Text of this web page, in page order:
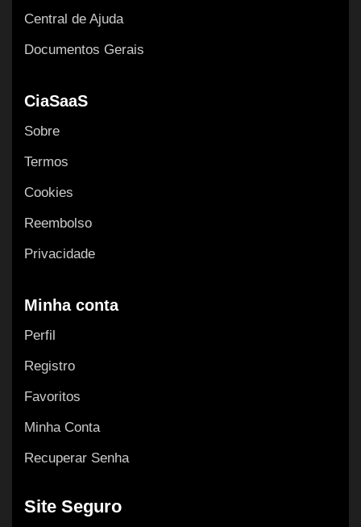
Central de Ajuda
Documentos Gerais
CiaSaaS
Sobre
Termos
Cookies
Reembolso
Privacidade
Minha conta
Perfil
Registro
Favoritos
Minha Conta
Recuperar Senha
Site Seguro